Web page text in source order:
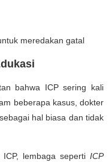
meredakan gatal
bahwa ICP sering kali
beberapa kasus, dokter
hal biasa dan tidak
lembaga seperti ICP